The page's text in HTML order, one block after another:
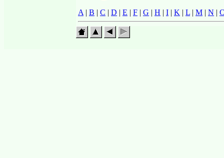
A | B | C | D | E | F | G | H | I | K | L | M | N |